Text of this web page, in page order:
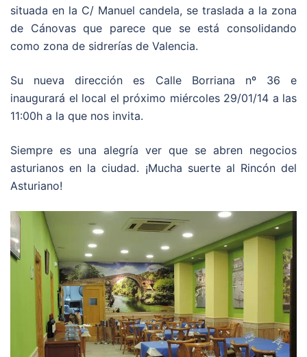
situada en la C/ Manuel candela, se traslada a la zona
de Cánovas que parece que se está consolidando
como zona de sidrerías de Valencia.
Su nueva dirección es Calle Borriana nº 36 e
inaugurará el local el próximo miércoles 29/01/14 a las
11:00h a la que nos invita.
Siempre es una alegría ver que se abren negocios
asturianos en la ciudad. ¡Mucha suerte al Rincón del
Asturiano!